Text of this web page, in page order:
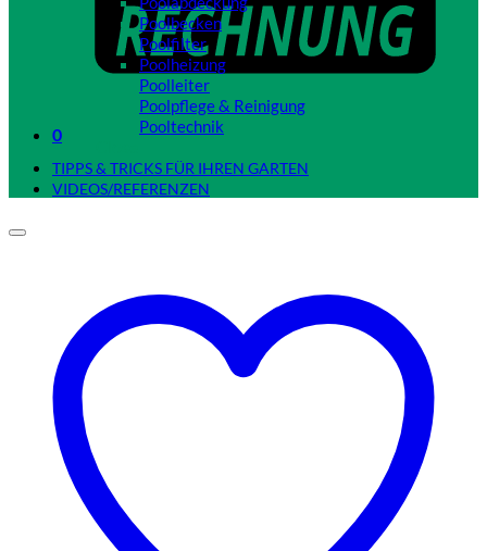
0
Poolbecken
Poolfilter
Poolheizung
Poolleiter
Poolpflege & Reinigung
Pooltechnik
TIPPS & TRICKS FÜR IHREN GARTEN
VIDEOS/REFERENZEN